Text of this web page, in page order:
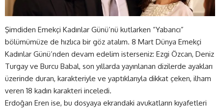
Şimdiden Emekçi Kadınlar Günü’nü kutlarken “Yabancı”
bölümümüze de hızlıca bir göz atalım. 8 Mart Dünya Emekçi
Kadınlar Günü’nden devam edelim isterseniz: Ezgi Özcan, Deniz
Turgay ve Burcu Babal, son yıllarda yayınlanan dizilerde ayakları
üzerinde duran, karakteriyle ve yaptıklarıyla dikkat çeken, ilham
veren 18 kadın karakteri inceledi.
Erdoğan Eren ise, bu dosyaya ekrandaki avukatların kıyafetleri